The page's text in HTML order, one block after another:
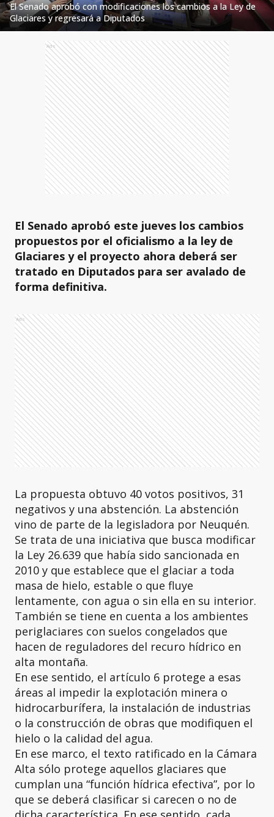
El Senado aprobó con modificaciones los cambios a la Ley de
Glaciares y regresará a Diputados
Ads
El Senado aprobó este jueves los cambios
propuestos por el oficialismo a la ley de
Glaciares y el proyecto ahora deberá ser
tratado en Diputados para ser avalado de
forma definitiva.
Ads
La propuesta obtuvo 40 votos positivos, 31
negativos y una abstención. La abstención
vino de parte de la legisladora por Neuquén.
Se trata de una iniciativa que busca modificar
la Ley 26.639 que había sido sancionada en
2010 y que establece que el glaciar a toda
masa de hielo, estable o que fluye
lentamente, con agua o sin ella en su interior.
También se tiene en cuenta a los ambientes
periglaciares con suelos congelados que
hacen de reguladores del recuro hídrico en
alta montaña.
En ese sentido, el artículo 6 protege a esas
áreas al impedir la explotación minera o
hidrocarburífera, la instalación de industrias
o la construcción de obras que modifiquen el
hielo o la calidad del agua.
En ese marco, el texto ratificado en la Cámara
Alta sólo protege aquellos glaciares que
cumplan una “función hídrica efectiva”, por lo
que se deberá clasificar si carecen o no de